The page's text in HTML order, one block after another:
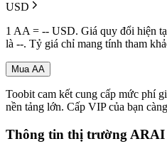
USD
1 AA = -- USD. Giá quy đổi hiện
là --. Tỷ giá chỉ mang tính tham
Mua AA
Toobit cam kết cung cấp mức phí
nền tảng lớn. Cấp VIP của bạn
Thông tin thị trường ARAI